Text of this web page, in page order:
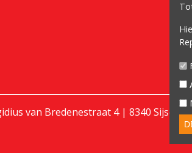
van Bredenestraat 4 | 8340 Sijsele/